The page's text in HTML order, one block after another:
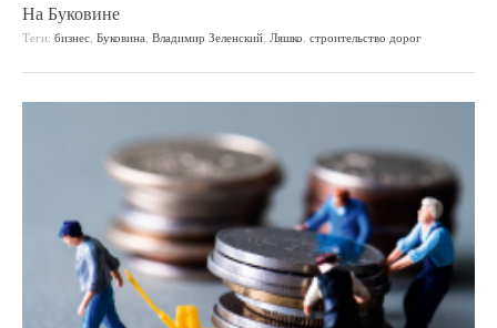
На Буковине
Теги: бизнес, Буковина, Владимир Зеленский, Ляшко, строительство дорог